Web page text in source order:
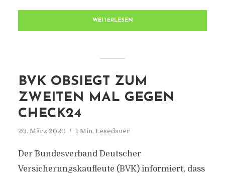
WEITERLESEN
BVK OBSIEGT ZUM
ZWEITEN MAL GEGEN
CHECK24
20. März 2020 1 Min. Lesedauer
Der Bundesverband Deutscher
Versicherungskaufleute (BVK) informiert, dass